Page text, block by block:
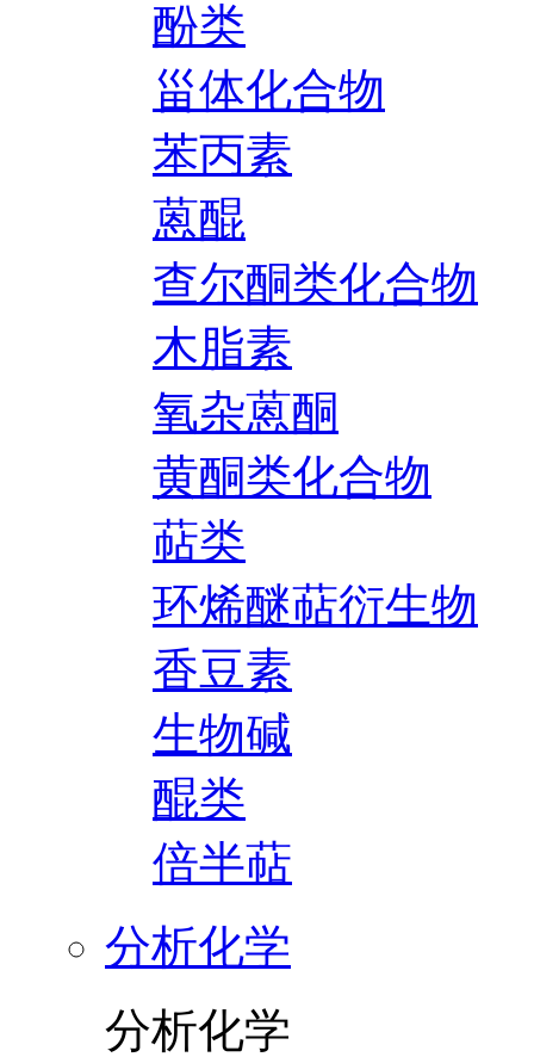
酚类
甾体化合物
苯丙素
蒽醌
查尔酮类化合物
木脂素
氧杂蒽酮
黄酮类化合物
萜类
环烯醚萜衍生物
香豆素
生物碱
醌类
倍半萜
分析化学
分析化学